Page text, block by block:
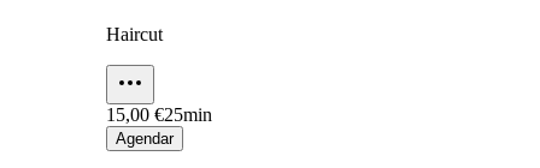
Haircut
15,00 €25min
Agendar